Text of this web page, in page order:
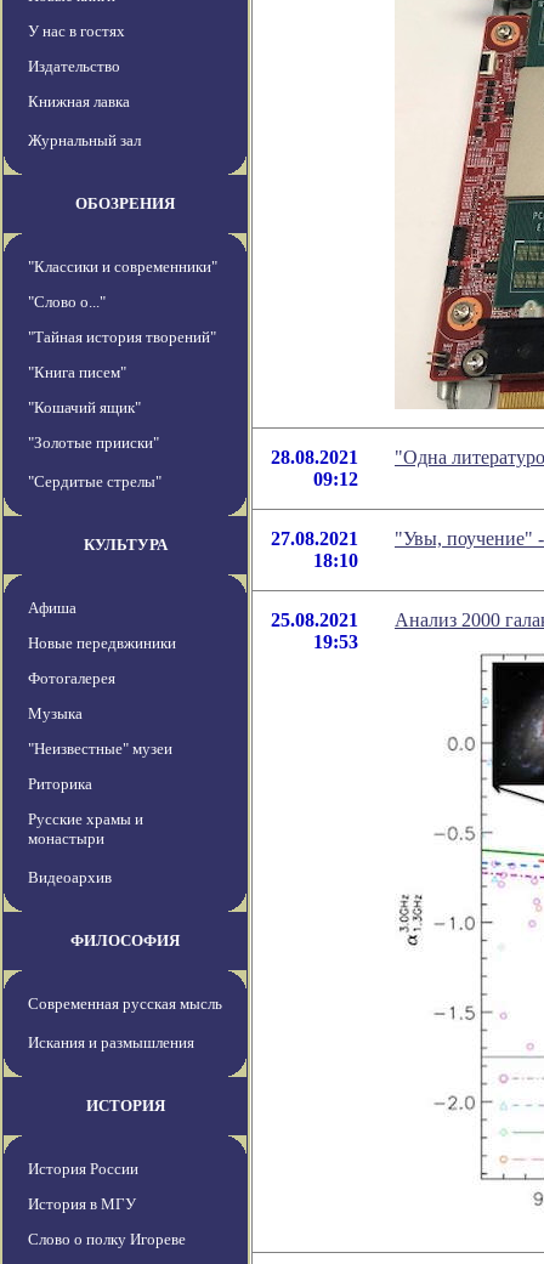
У нас в гостях
Издательство
Книжная лавка
Журнальный зал
ОБОЗРЕНИЯ
"Классики и современники"
"Слово о..."
"Тайная история творений"
"Книга писем"
"Кошачий ящик"
"Золотые прииски"
"Сердитые стрелы"
КУЛЬТУРА
Афиша
Новые передвжиники
Фотогалерея
Музыка
"Неизвестные" музеи
Риторика
Русские храмы и
монастыри
Видеоархив
ФИЛОСОФИЯ
Современная русская мысль
Искания и размышления
ИСТОРИЯ
История России
История в МГУ
Слово о полку Игореве
28.08.2021
09:12
"Одна
27.08.2021
18:10
"Увы, поучение"
25.08.2021
19:53
Анализ 2000